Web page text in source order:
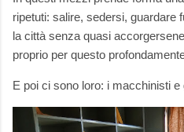
ripetuti: salire, sedersi, guardare
la città senza quasi
proprio per questo
E poi ci sono loro: i macchinisti e